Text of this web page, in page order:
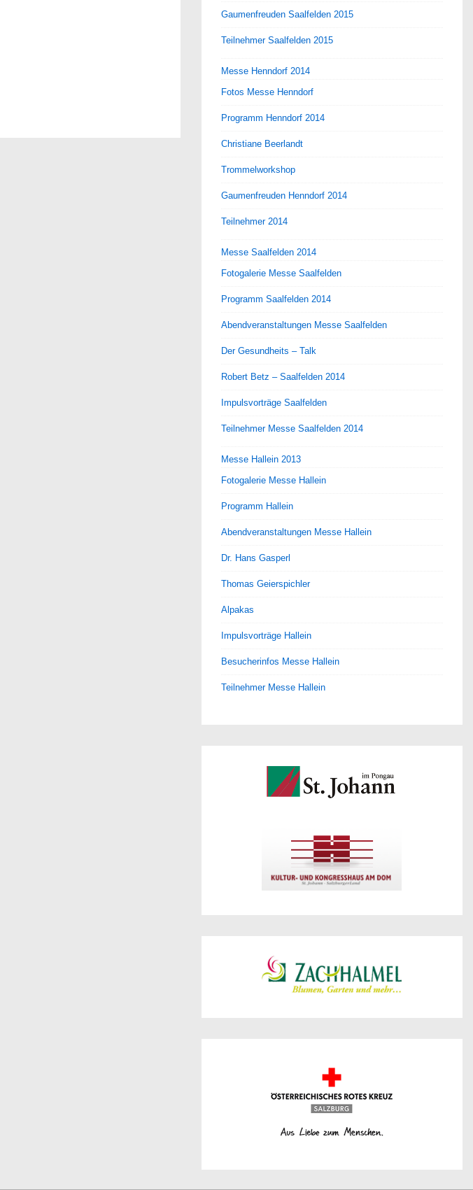
Gaumenfreuden Saalfelden 2015
Teilnehmer Saalfelden 2015
Messe Henndorf 2014
Fotos Messe Henndorf
Programm Henndorf 2014
Christiane Beerlandt
Trommelworkshop
Gaumenfreuden Henndorf 2014
Teilnehmer 2014
Messe Saalfelden 2014
Fotogalerie Messe Saalfelden
Programm Saalfelden 2014
Abendveranstaltungen Messe Saalfelden
Der Gesundheits – Talk
Robert Betz – Saalfelden 2014
Impulsvorträge Saalfelden
Teilnehmer Messe Saalfelden 2014
Messe Hallein 2013
Fotogalerie Messe Hallein
Programm Hallein
Abendveranstaltungen Messe Hallein
Dr. Hans Gasperl
Thomas Geierspichler
Alpakas
Impulsvorträge Hallein
Besucherinfos Messe Hallein
Teilnehmer Messe Hallein